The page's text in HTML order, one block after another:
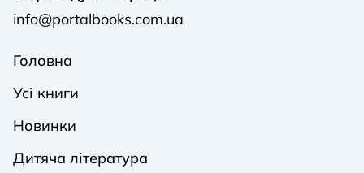
info@portalbooks.com.ua
Головна
Усі книги
Новинки
Дитяча література